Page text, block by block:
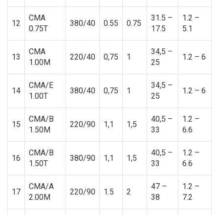
12
CMA
0.75T
380/40 0.55 0.75
31.5 –
17.5
1.2 –
5.1
13
CMA
1.00M
220/40 0,75 1
34,5 –
25
1.2 – 6
14
CMA/E
1.00T
380/40 0,75 1
34,5 –
25
1.2 – 6
15
CMA/B
1.50M
220/90 1,1 1,5
40,5 –
33
1.2 –
6.6
16
CMA/B
1.50T
380/90 1,1 1,5
40,5 –
33
1.2 –
6.6
17
CMA/A
2.00M
220/90 1.5 2
47 –
38
1.2 –
7.2